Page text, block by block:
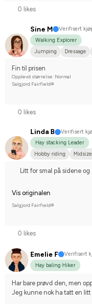
0 likes
Sine M
Verifisert
Walking Explorer
Jumping
Dressage
Fin til prisen
Opplevd størrelse: Normal
Salgjord Fairfield®
0 likes
Linda B
Verifisert
Hay stacking Leader
Hobby riding
Litt for smal på sidene
Vis originalen
Salgjord Fairfield®
0 likes
Emelie F
Verifisert
Hay baling Hiker
Har bare prøvd den, men
Jeg kunne nok ha tatt en litt